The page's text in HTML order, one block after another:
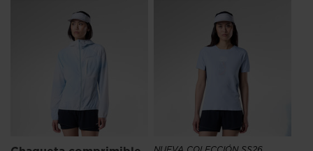
El tratamiento antirrayas refuerza la durabilidad de las lentes y
prolonga la vida útil de las gafas de sol.